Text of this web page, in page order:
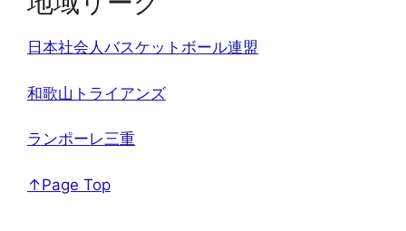
日本社会人バスケットボール連盟
和歌山トライアンズ
ランポーレ三重
↑Page Top